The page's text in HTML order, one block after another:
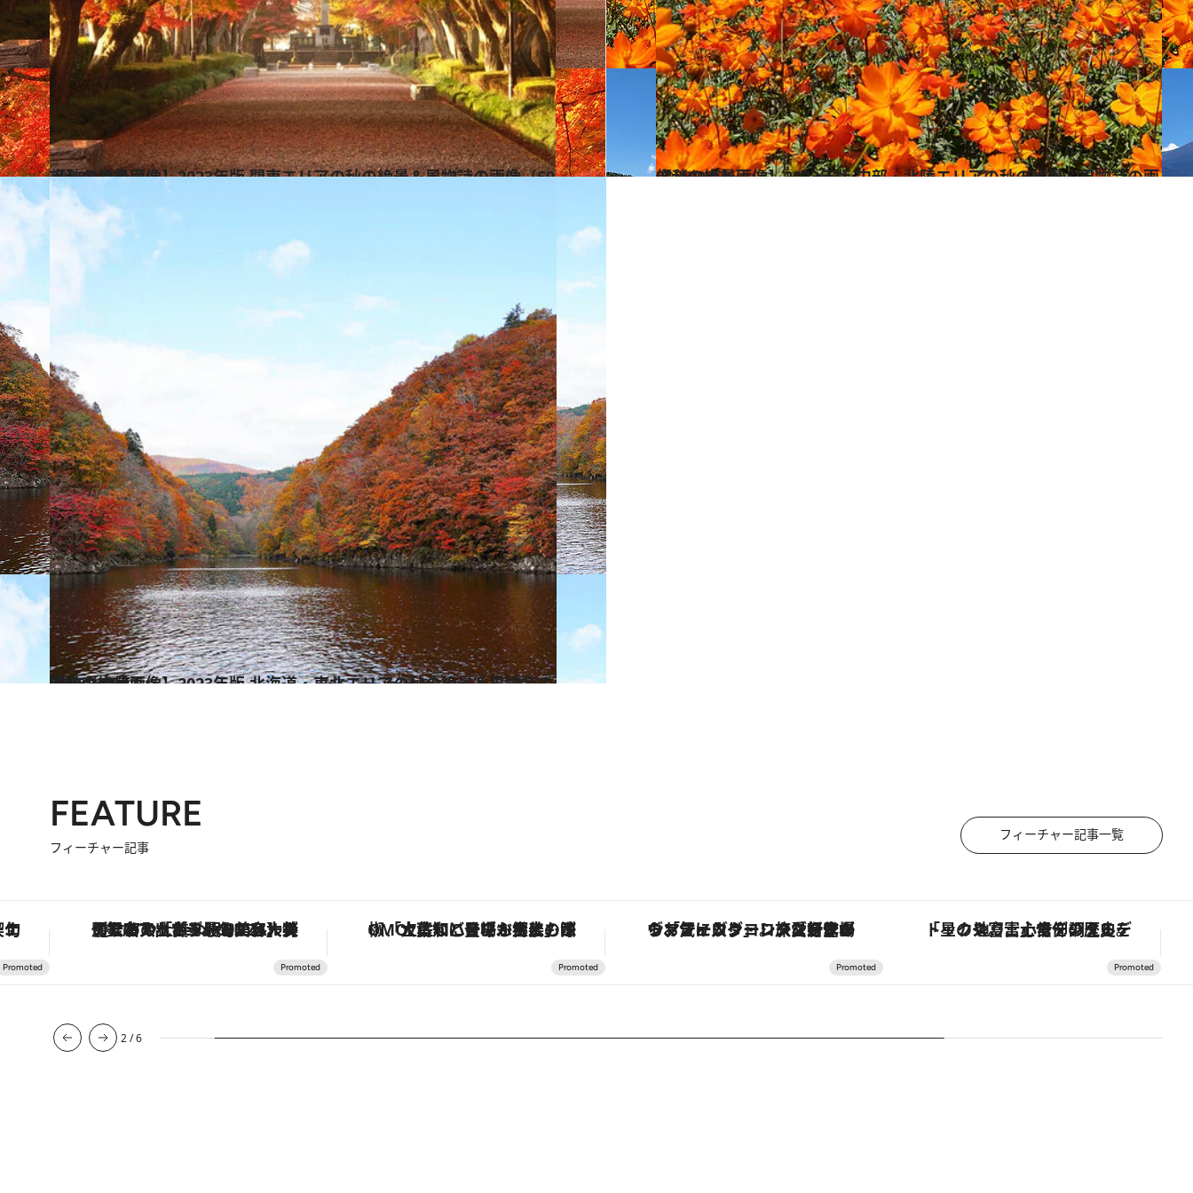
2023.10.7
【秋の絶景画像】2023年版 関東エリアの秋の絶景＆風物詩の画像（69点）
旅＆お出かけ 2023.10.25
【秋の絶景画像】2023年版 中部・北陸エリアの秋の絶景＆風物詩の画像（90点）
旅＆お出かけ
2023.10.12
【秋の絶景画像】2023年版 北海道・東北エリアの秋の絶景＆風物詩の画像（70点）
旅＆お出かけ
FEATURE
フィーチャー記事
フィーチャー記事一覧
で満喫！ 【銀座で出合う最旬美容】美髪ケアや上質な眠り…セルフケアのアップデートから、特別な名入れギフトまで。大人のための「ReFa GINZA」クルーズ 「土佐和ハーブかき氷」がOMO7高知に登場！生姜、山椒、大葉など目にも舌にも涼を呼ぶ郷土の味 ヴァシュロン・コンスタンタン「オーヴァーシーズ・オートマティック」。旅愛好家のお気に入りコレクションから、ジェンダーレスな新作が登場 「星のや富士」でデジタルデトックス。冨士信仰の歴史を辿り、心身を調える。
2/6